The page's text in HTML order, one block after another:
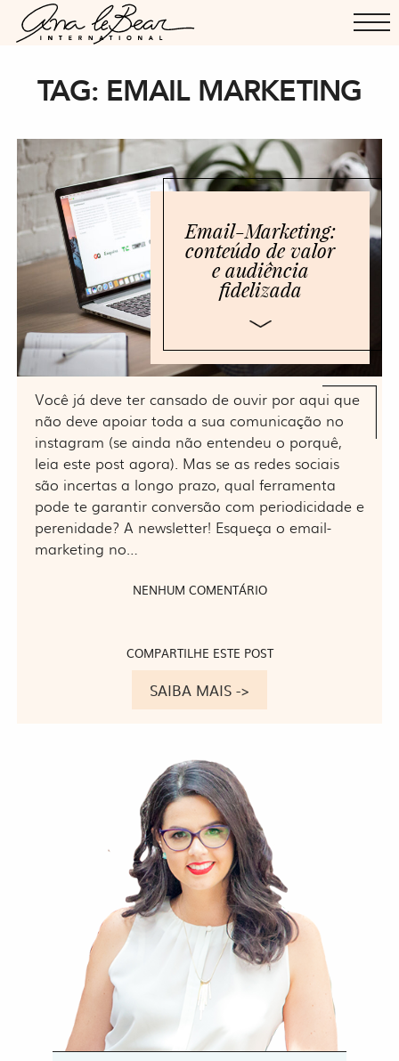
TAG: EMAIL MARKETING
Email-Marketing:
conteúdo de valor
e audiência
fidelizada
Você já deve ter cansado de ouvir por aqui que
não deve apoiar toda a sua comunicação no
instagram (se ainda não entendeu o porquê,
leia este post agora). Mas se as redes sociais
são incertas a longo prazo, qual ferramenta
pode te garantir conversão com periodicidade e
perenidade? A newsletter! Esqueça o email-
marketing no…
NENHUM COMENTÁRIO
COMPARTILHE ESTE POST
SAIBA MAIS ->